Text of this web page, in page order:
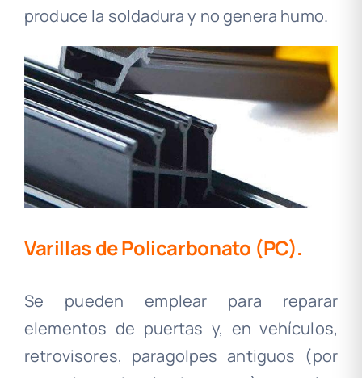
produce la soldadura y no genera humo.
Varillas de Policarbonato (PC).
Se pueden emplear para reparar
elementos de puertas y, en vehículos,
retrovisores, paragolpes antiguos (por